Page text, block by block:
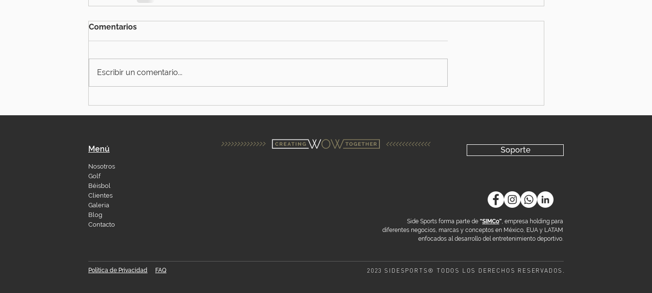
Comentarios
Escribir un comentario...
Menú
Nosotros
Golf
Béisbol
Clientes
Galeria
Blog
Contacto
Soporte
Side Sports forma parte de “SIMCo” , empresa holding para
diferentes negocios, marcas y conceptos en México, EUA y LATAM
enfocados al desarrollo del entretenimiento deportivo.
Política de Privacidad FAQ 2023 SIDESPORTS® TODOS LOS DERECHOS RESERVADOS.